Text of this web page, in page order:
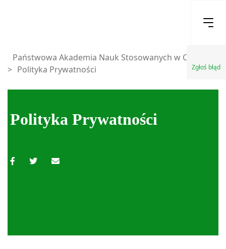
Zgłoś błąd
Państwowa Akademia Nauk Stosowanych w Chełmie
> Polityka Prywatności
Polityka Prywatności